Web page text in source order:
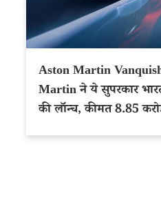
Aston Martin Vanquish |
Martin ने ये सुपरकार
की लॉन्च, कीमत 8.85